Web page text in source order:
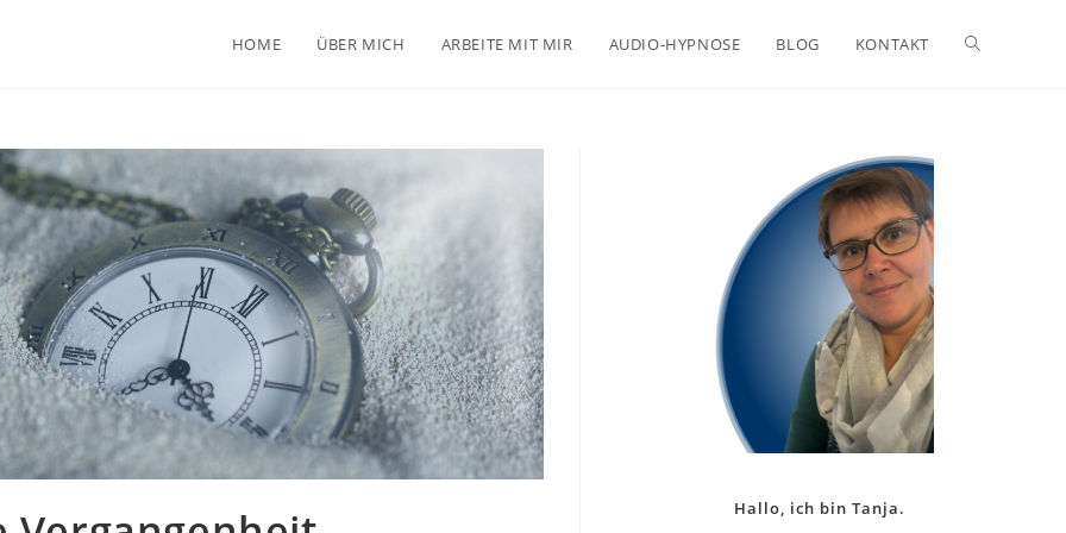
HOME ÜBER MICH ARBEITE MIT MIR AUDIO-HYPNOSE BLOG KONTAKT Website-
Hallo, ich bin Tanja.